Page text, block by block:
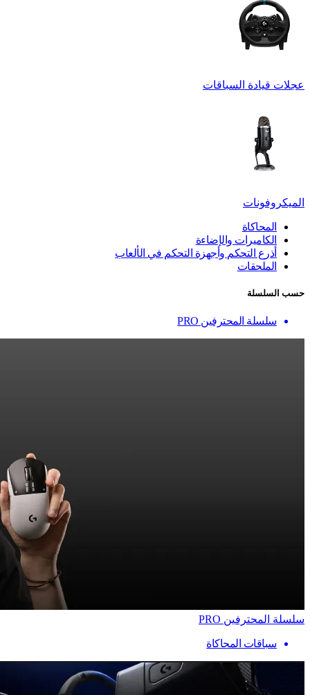
عجلات قيادة السباقات
الميكروفونات
المحاكاة
الكاميرات والإضاءة
أذرع التحكم وأجهزة التحكم في الألعاب
الملحقات
حسب السلسلة
سلسلة المحترفين PRO
سلسلة المحترفين PRO
سباقات المحاكاة